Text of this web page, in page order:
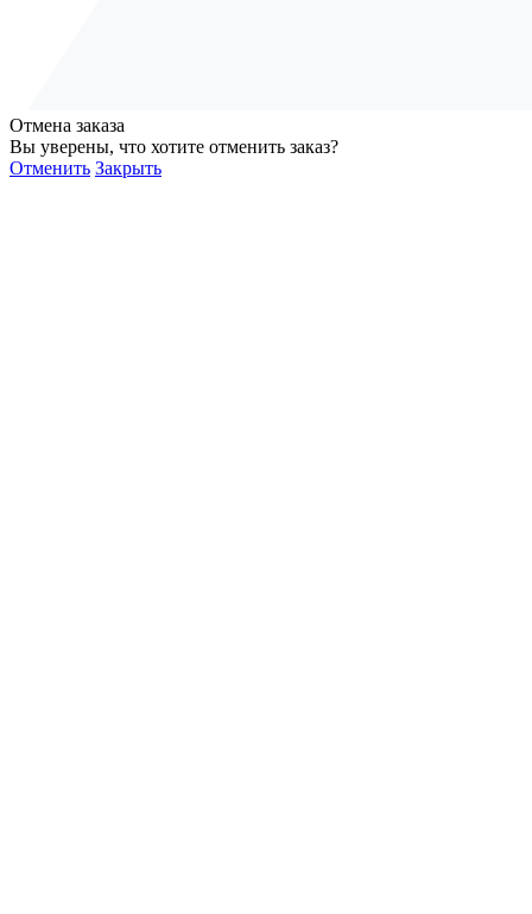
Отмена заказа
Вы уверены, что хотите отменить заказ?
Отменить Закрыть